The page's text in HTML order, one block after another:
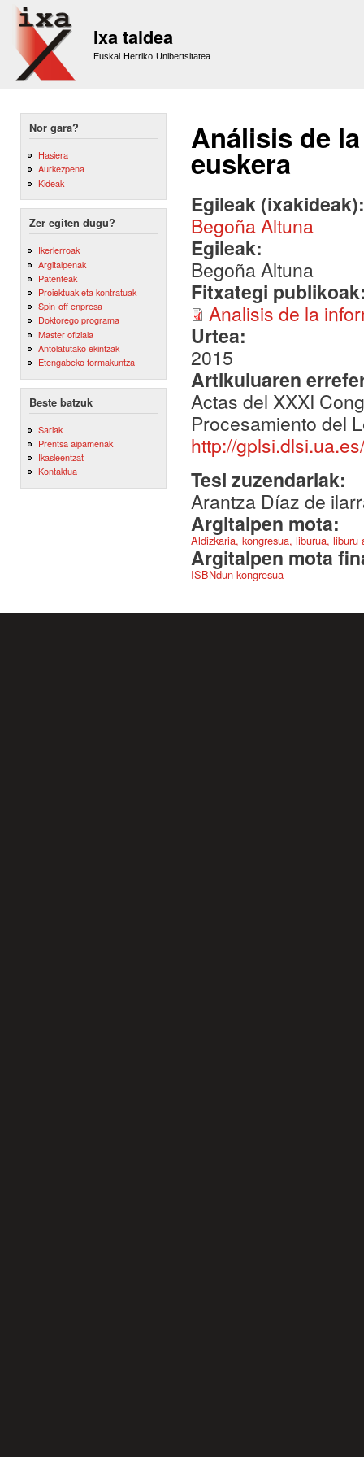
Ixa taldea
Euskal Herriko Unibertsitatea
Nor gara?
Hasiera
Aurkezpena
Kideak
Zer egiten dugu?
Ikerlerroak
Argitalpenak
Patenteak
Proiektuak eta kontratuak
Spin-off enpresa
Doktorego programa
Master ofiziala
Antolatutako ekintzak
Etengabeko formakuntza
Beste batzuk
Sariak
Prentsa aipamenak
Ikasleentzat
Kontaktua
Análisis de
euskera
Egileak
Begoña Altuna
Egileak:
Begoña Altuna
Fitxategi
Analisis de la
Urtea:
2015
Artikuluaren
Actas del XXXI
Procesamiento del
http://
Tesi zuzendariak:
Arantza Díaz de
Argitalpen mota:
Aldizkaria, kongresua, liburua,
Argitalpen mota
ISBNdun kongresua